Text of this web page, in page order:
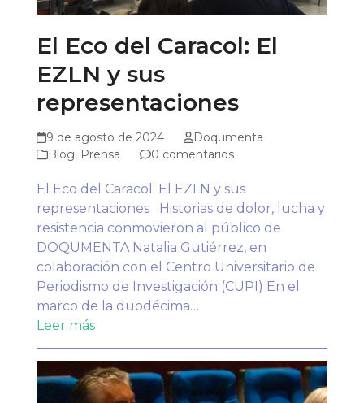
El Eco del Caracol: El
EZLN y sus
representaciones
9 de agosto de 2024
Doqumenta
Blog, Prensa 0 comentarios
El Eco del Caracol: El EZLN y sus
representaciones Historias de dolor, lucha y
resistencia conmovieron al público de
DOQUMENTA Natalia Gutiérrez, en
colaboración con el Centro Universitario de
Periodismo de Investigación (CUPI) En el
marco de la duodécima…
Leer más